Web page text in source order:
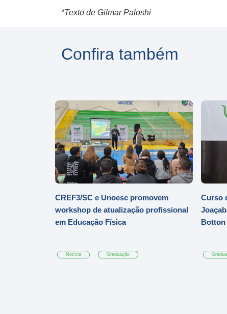
*Texto de Gilmar Paloshi
Confira também
CREF3/SC e Unoesc promovem
workshop de atualização profissional
em Educação Física
Notícia Graduação
Curso
Botton